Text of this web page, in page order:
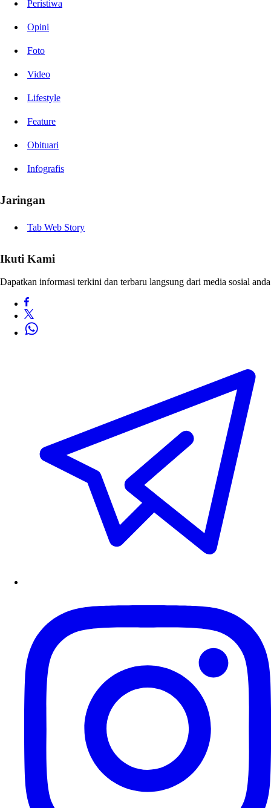
Peristiwa
Opini
Foto
Video
Lifestyle
Feature
Obituari
Infografis
Jaringan
Tab Web Story
Ikuti Kami
Dapatkan informasi terkini dan terbaru langsung dari media sosial anda